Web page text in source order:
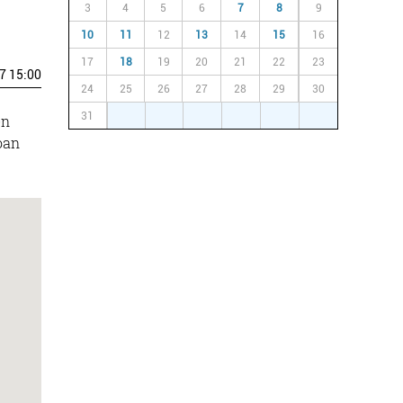
15:00
3 4 5 6 7 8 9
10 11 12 13 14 15 16
17 18 19 20 21 22 23
24 25 26 27 28 29 30
31